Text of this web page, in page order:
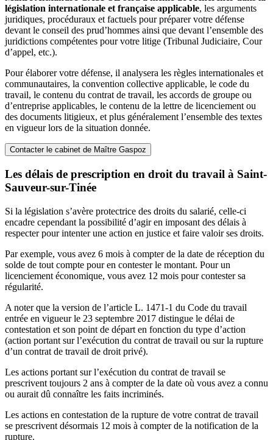
législation internationale et française applicable, les arguments
juridiques, procéduraux et factuels pour préparer votre défense
devant le conseil des prud’hommes ainsi que devant l’ensemble des
juridictions compétentes pour votre litige (Tribunal Judiciaire, Cour
d’appel, etc.).
Pour élaborer votre défense, il analysera les règles internationales et
communautaires, la convention collective applicable, le code du
travail, le contenu du contrat de travail, les accords de groupe ou
d’entreprise applicables, le contenu de la lettre de licenciement ou
des documents litigieux, et plus généralement l’ensemble des textes
en vigueur lors de la situation donnée.
Contacter le cabinet de Maître Gaspoz
Les délais de prescription en droit du travail à Saint-
Sauveur-sur-Tinée
Si la législation s’avère protectrice des droits du salarié, celle-ci
encadre cependant la possibilité d’agir en imposant des délais à
respecter pour intenter une action en justice et faire valoir ses droits.
Par exemple, vous avez 6 mois à compter de la date de réception du
solde de tout compte pour en contester le montant. Pour un
licenciement économique, vous avez 12 mois pour contester sa
régularité.
A noter que la version de l’article L. 1471-1 du Code du travail
entrée en vigueur le 23 septembre 2017 distingue le délai de
contestation et son point de départ en fonction du type d’action
(action portant sur l’exécution du contrat de travail ou sur la rupture
d’un contrat de travail de droit privé).
Les actions portant sur l’exécution du contrat de travail se
prescrivent toujours 2 ans à compter de la date où vous avez a connu
ou aurait dû connaître les faits incriminés.
Les actions en contestation de la rupture de votre contrat de travail
se prescrivent désormais 12 mois à compter de la notification de la
rupture.